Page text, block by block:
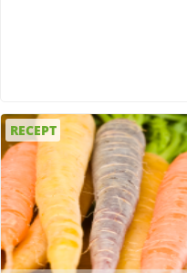
RECEPT